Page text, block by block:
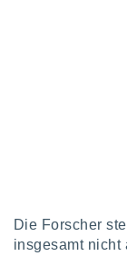
Die Forscher
insgesamt nicht